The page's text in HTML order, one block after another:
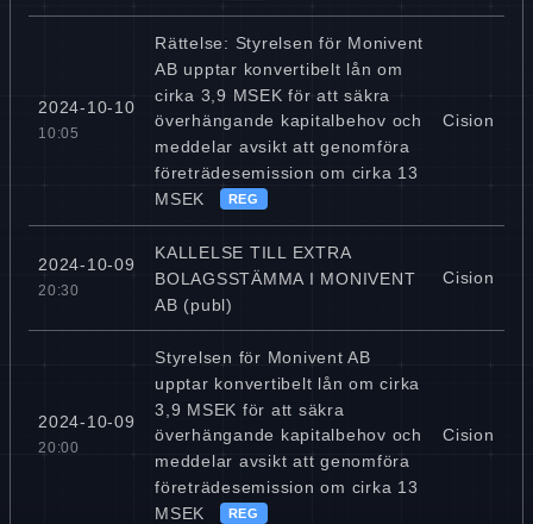
2024-10-10
10:05
Rättelse: Styrelsen för Monivent
AB upptar konvertibelt lån om
cirka 3,9 MSEK för att säkra
överhängande kapitalbehov och
meddelar avsikt att genomföra
företrädesemission om cirka 13
MSEK
REG
Cision
2024-10-09
20:30
KALLELSE TILL EXTRA
BOLAGSSTÄMMA I MONIVENT
AB (publ)
Cision
2024-10-09
20:00
Styrelsen för Monivent AB
upptar konvertibelt lån om cirka
3,9 MSEK för att säkra
överhängande kapitalbehov och
meddelar avsikt att genomföra
företrädesemission om cirka 13
MSEK
REG
Cision